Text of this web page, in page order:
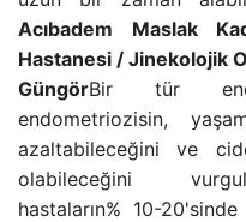
Acıbadem Maslak
Hastanesi / Jinekolojik
GüngörBir tür
endometriozisin,
azaltabileceğini ve
olabileceğini
hastaların% 10-